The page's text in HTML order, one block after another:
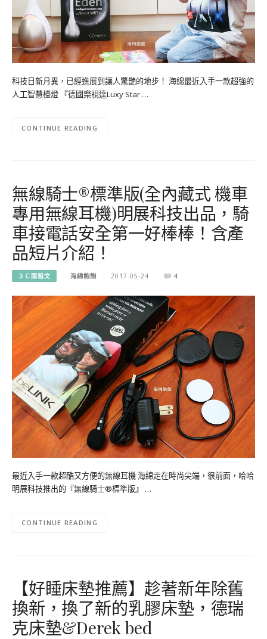
科技日新月異，已經進展到讓人驚艷的地步！ 海綿最近入手一款超強的
人工智慧檯燈 『德國樂視達Luxy Star …
CONTINUE READING
無線騎士®標準版(全內藏式 機車
專用無線耳機)明展科技出品，騎
車接電話安全第一好棒棒！含產
品短片介紹！
３Ｃ開箱文 海綿飽飽 2017-05-24 4
最近入手一款超酷又方便的無線耳機 海綿走在時尚尖端，很前面，哈哈
明展科技推出的『無線騎士®標準版』 …
CONTINUE READING
【好睡床墊推薦】趁著新年除舊
換新，換了新的乳膠床墊，德瑞
克床墊&Derek bed